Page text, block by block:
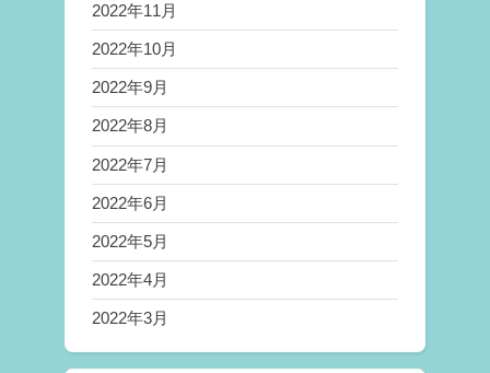
2022年11月
2022年10月
2022年9月
2022年8月
2022年7月
2022年6月
2022年5月
2022年4月
2022年3月